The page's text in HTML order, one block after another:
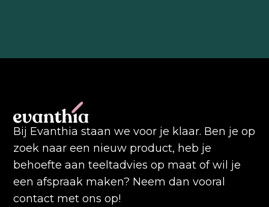
Bij Evanthia staan we voor je klaar. Ben je op
zoek naar een nieuw product, heb je
behoefte aan teeltadvies op maat of wil je
een afspraak maken? Neem dan vooral
contact met ons op!